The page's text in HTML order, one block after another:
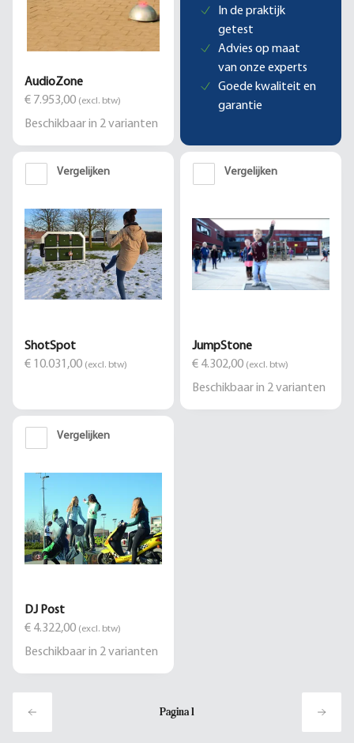
AudioZone
€ 7.953,00 (excl. btw)
Beschikbaar in 2varianten
In de praktijk
getest
Advies op maat
van onze experts
Goede kwaliteit en
garantie
Vergelijken
ShotSpot
€ 10.031,00 (excl. btw)
Vergelijken
JumpStone
€ 4.302,00 (excl. btw)
Beschikbaar in 2varianten
Vergelijken
DJ Post
€ 4.322,00 (excl. btw)
Beschikbaar in 2varianten
Pagina1